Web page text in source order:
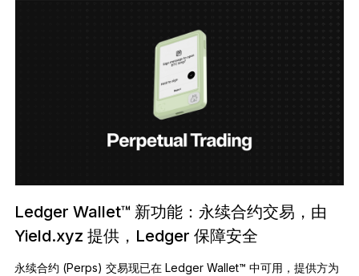
Ledger Wallet™ 新功能：永续合约交易，由
Yield.xyz 提供，Ledger 保障安全
永续合约 (Perps) 交易现已在 Ledger Wallet™ 中可用，提供方为